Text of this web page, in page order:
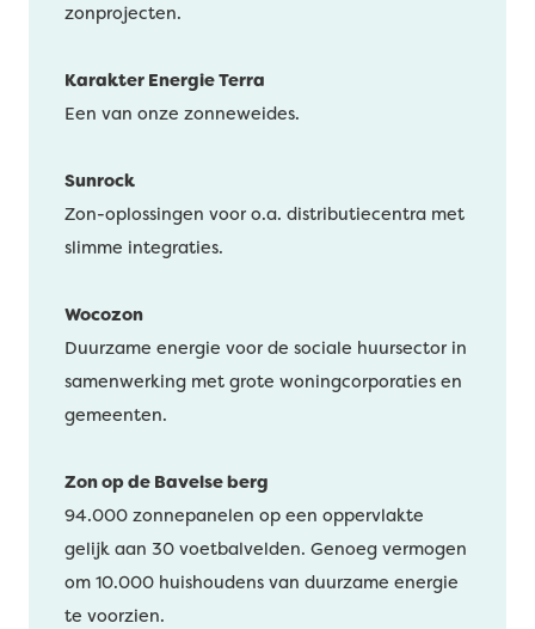
zonprojecten.
Karakter Energie Terra
Een van onze zonneweides.
Sunrock
Zon-oplossingen voor o.a. distributiecentra met
slimme integraties.
Wocozon
Duurzame energie voor de sociale huursector in
samenwerking met grote woningcorporaties en
gemeenten.
Zon op de Bavelse berg
94.000 zonnepanelen op een oppervlakte
gelijk aan 30 voetbalvelden. Genoeg vermogen
om 10.000 huishoudens van duurzame energie
te voorzien.